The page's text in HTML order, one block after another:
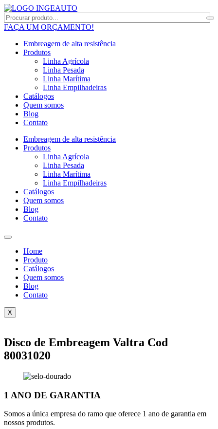
FAÇA UM ORÇAMENTO!
Embreagem de alta resistência
Produtos
Linha Agrícola
Linha Pesada
Linha Marítima
Linha Empilhadeiras
Catálogos
Quem somos
Blog
Contato
Embreagem de alta resistência
Produtos
Linha Agrícola
Linha Pesada
Linha Marítima
Linha Empilhadeiras
Catálogos
Quem somos
Blog
Contato
Home
Produto
Catálogos
Quem somos
Blog
Contato
X
Disco de Embreagem Valtra Cod
80031020
1 ANO DE GARANTIA
Somos a única empresa do ramo que oferece 1 ano de garantia em
nossos produtos.